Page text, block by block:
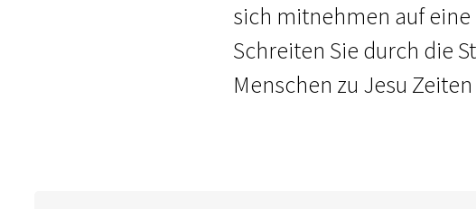
sich mitnehmen auf
Schreiten Sie durch die
Menschen zu Jesu